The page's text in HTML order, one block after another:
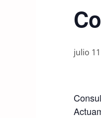
julio